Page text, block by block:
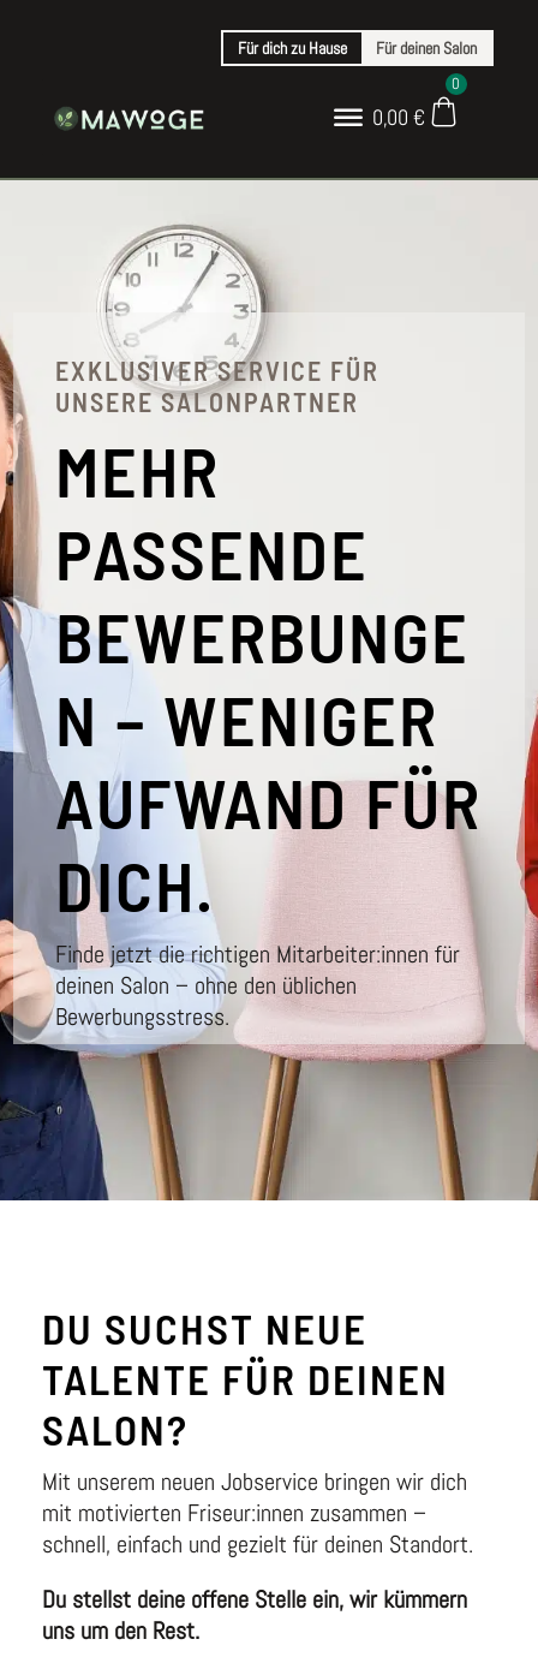
Für dich zu Hause Für deinen Salon
0,00 €
0
EXKLUSIVER SERVICE FÜR
UNSERE SALONPARTNER
MEHR
PASSENDE
BEWERBUNGE
N – WENIGER
AUFWAND FÜR
DICH.
Finde jetzt die richtigen Mitarbeiter:innen für
deinen Salon – ohne den üblichen
Bewerbungsstress.
DU SUCHST NEUE
TALENTE FÜR DEINEN
SALON?
Mit unserem neuen Jobservice bringen wir dich
mit motivierten Friseur:innen zusammen –
schnell, einfach und gezielt für deinen Standort.
Du stellst deine offene Stelle ein, wir kümmern
uns um den Rest.